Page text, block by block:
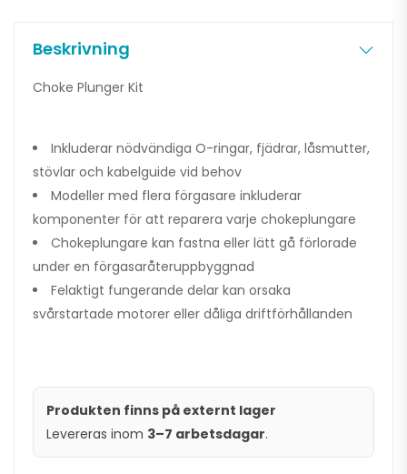
Beskrivning
Choke Plunger Kit
Inkluderar nödvändiga O-ringar, fjädrar, låsmutter,
stövlar och kabelguide vid behov
Modeller med flera förgasare inkluderar
komponenter för att reparera varje chokeplungare
Chokeplungare kan fastna eller lätt gå förlorade
under en förgasaråteruppbyggnad
Felaktigt fungerande delar kan orsaka
svårstartade motorer eller dåliga driftförhållanden
Produkten finns på externt lager
Levereras inom 3–7 arbetsdagar.